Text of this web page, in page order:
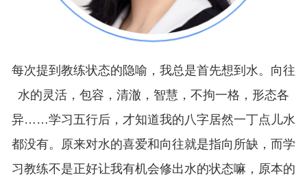
每次提到教练状态的隐喻，我总是首先想到水。向往
水的灵活，包容，清澈，智慧，不拘一格，形态各
异……学习五行后，才知道我的八字居然一丁点儿水
都没有。原来对水的喜爱和向往就是指向所缺，而学
习教练不是正好让我有机会修出水的状态嘛，原本的